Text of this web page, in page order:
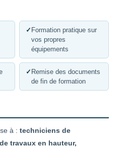
✓ Formation pratique sur
vos propres
équipements
✓ Remise des documents
de fin de formation
à : techniciens de
travaux en hauteur,